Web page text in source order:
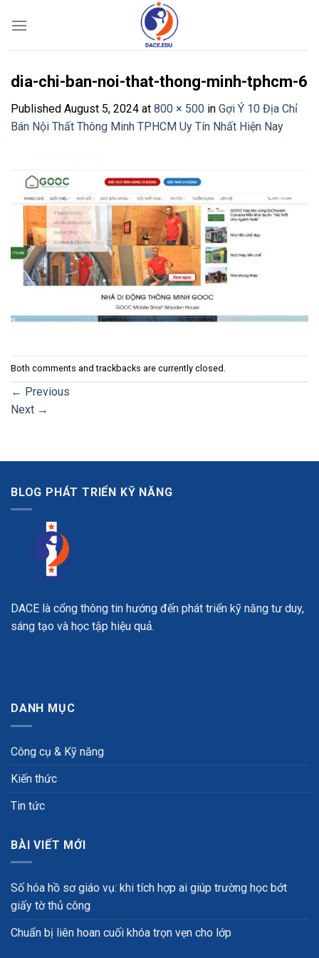
dia-chi-ban-noi-that-thong-minh-tphcm-6
Published August 5, 2024 at 800 × 500 in Gợi Ý 10 Địa Chỉ
Bán Nội Thất Thông Minh TPHCM Uy Tín Nhất Hiện Nay
Both comments and trackbacks are currently closed.
← Previous
Next →
BLOG PHÁT TRIỂN KỸ NĂNG
DACE là cổng thông tin hướng đến phát triển kỹ năng tư duy,
sáng tạo và học tập hiệu quả.
DANH MỤC
Công cụ & Kỹ năng
Kiến thức
Tin tức
BÀI VIẾT MỚI
Số hóa hồ sơ giáo vụ: khi tích hợp ai giúp trường học bớt
giấy tờ thủ công
Chuẩn bị liên hoan cuối khóa trọn vẹn cho lớp